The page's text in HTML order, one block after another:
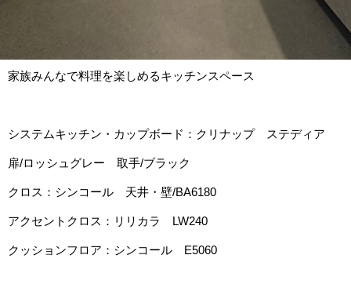
家族みんなで料理を楽しめるキッチンスペース
システムキッチン・カップボード：クリナップ ステディア
扉/ロッシュグレー 取手/ブラック
クロス：シンコール 天井・壁/BA6180
アクセントクロス：リリカラ LW240
クッションフロア：シンコール E5060